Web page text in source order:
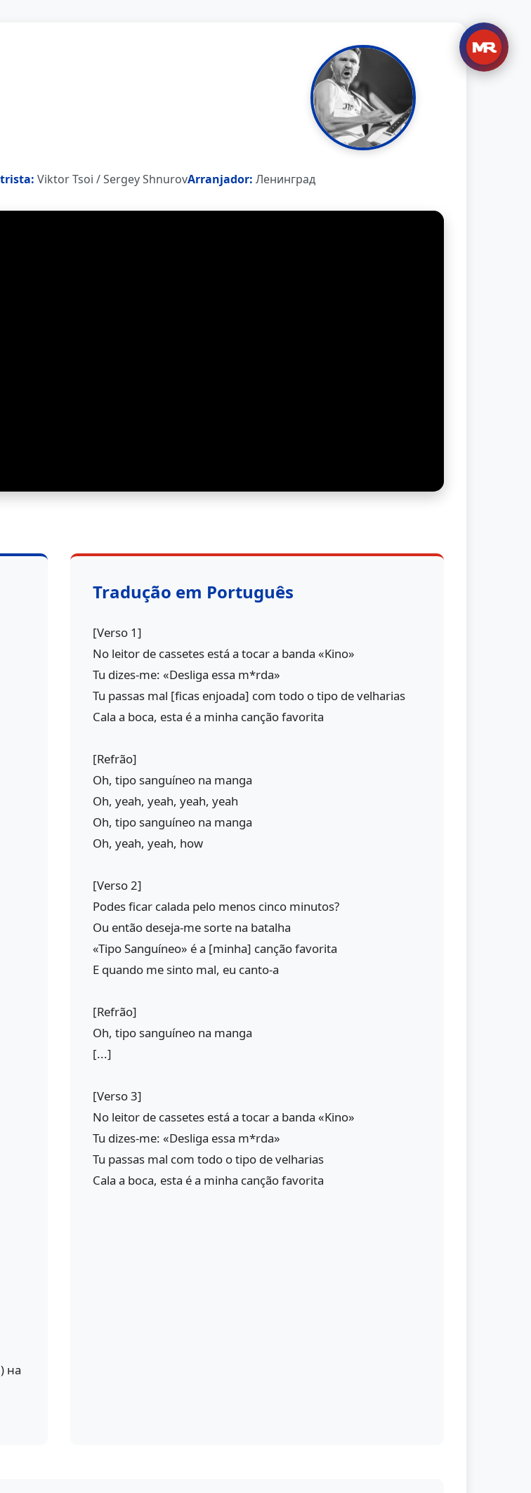
Viktor Tsoi / Sergey ShnurovArranjador: Ленинград
на
Tradução em Português
[Verso 1]
No leitor de cassetes está a tocar a banda «Kino»
Tu dizes-me: «Desliga essa m*rda»
Tu passas mal [ficas enjoada] com todo o tipo de velharias
Cala a boca, esta é a minha canção favorita
[Refrão]
Oh, tipo sanguíneo na manga
Oh, yeah, yeah, yeah, yeah
Oh, tipo sanguíneo na manga
Oh, yeah, yeah, how
[Verso 2]
Podes ficar calada pelo menos cinco minutos?
Ou então deseja-me sorte na batalha
«Tipo Sanguíneo» é a [minha] canção favorita
E quando me sinto mal, eu canto-a
[Refrão]
Oh, tipo sanguíneo na manga
[...]
[Verso 3]
No leitor de cassetes está a tocar a banda «Kino»
Tu dizes-me: «Desliga essa m*rda»
Tu passas mal com todo o tipo de velharias
Cala a boca, esta é a minha canção favorita